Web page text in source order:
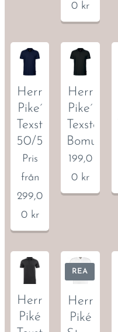
0 kr
Herr
Pike´
Texstar
50/50
Pris
från
299,0
0kr
Herr
Pike´
Texstar
Bomull
199,0
0 kr
Herr
Piké
Herr
Piké
REA